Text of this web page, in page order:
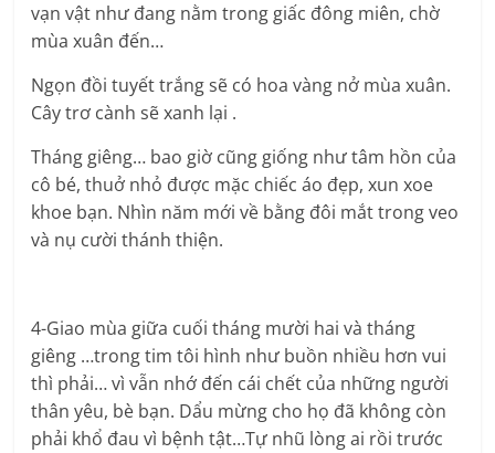
vạn vật như đang nằm trong giấc đông miên, chờ
mùa xuân đến…
Ngọn đồi tuyết trắng sẽ có hoa vàng nở mùa xuân.
Cây trơ cành sẽ xanh lại .
Tháng giêng… bao giờ cũng giống như tâm hồn của
cô bé, thuở nhỏ được mặc chiếc áo đẹp, xun xoe
khoe bạn. Nhìn năm mới về bằng đôi mắt trong veo
và nụ cười thánh thiện.
4-Giao mùa giữa cuối tháng mười hai và tháng
giêng …trong tim tôi hình như buồn nhiều hơn vui
thì phải… vì vẫn nhớ đến cái chết của những người
thân yêu, bè bạn. Dẩu mừng cho họ đã không còn
phải khổ đau vì bệnh tật…Tự nhũ lòng ai rồi trước